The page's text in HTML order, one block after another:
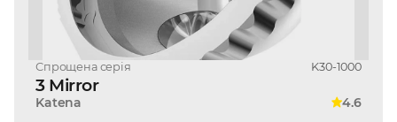
Спрощена серія K30-1000
3 Mirror
Katena 4.6